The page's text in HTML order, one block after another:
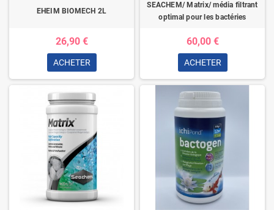
EHEIM BIOMECH 2L
26,90 €
ACHETER
SEACHEM/ Matrix/ média filtrant
optimal pour les bactéries
60,00 €
ACHETER